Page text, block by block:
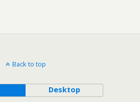
Back to top
Desktop